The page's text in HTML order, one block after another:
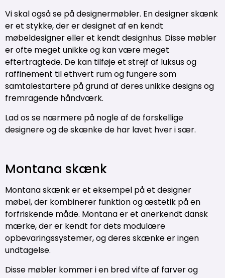
Vi skal også se på designermøbler. En designer skænk
er et stykke, der er designet af en kendt
møbeldesigner eller et kendt designhus. Disse møbler
er ofte meget unikke og kan være meget
eftertragtede. De kan tilføje et strejf af luksus og
raffinement til ethvert rum og fungere som
samtalestartere på grund af deres unikke designs og
fremragende håndværk.
Lad os se nærmere på nogle af de forskellige
designere og de skænke de har lavet hver i sær.
Montana skænk
Montana skænk er et eksempel på et designer
møbel, der kombinerer funktion og æstetik på en
forfriskende måde. Montana er et anerkendt dansk
mærke, der er kendt for dets modulære
opbevaringssystemer, og deres skænke er ingen
undtagelse.
Disse møbler kommer i en bred vifte af farver og